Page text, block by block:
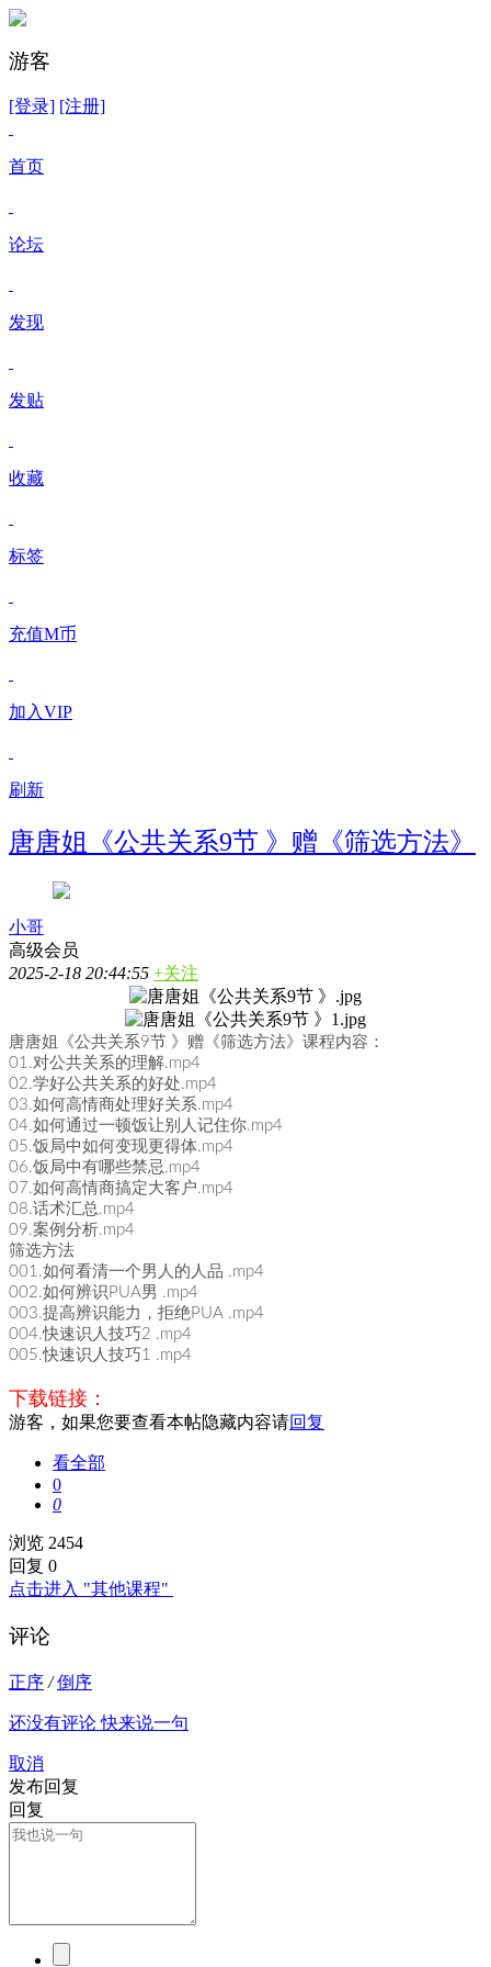
游客
[登录] [注册]
首页
论坛
发现
发贴
收藏
标签
充值M币
加入VIP
刷新
唐唐姐《公共关系9节 》赠《筛选方法》
小哥
高级会员
2025-2-18 20:44:55 +关注
唐唐姐《公共关系9节 》赠《筛选方法》课程内容：
01.对公共关系的理解.mp4
02.学好公共关系的好处.mp4
03.如何高情商处理好关系.mp4
04.如何通过一顿饭让别人记住你.mp4
05.饭局中如何变现更得体.mp4
06.饭局中有哪些禁忌.mp4
07.如何高情商搞定大客户.mp4
08.话术汇总.mp4
09.案例分析.mp4
筛选方法
001.如何看清一个男人的人品 .mp4
002.如何辨识PUA男 .mp4
003.提高辨识能力，拒绝PUA .mp4
004.快速识人技巧2 .mp4
005.快速识人技巧1 .mp4
下载链接：
游客，如果您要查看本帖隐藏内容请回复
看全部
0
0
浏览 2454
回复 0
点击进入 "其他课程"
评论
正序 / 倒序
还没有评论 快来说一句
取消
发布回复
回复